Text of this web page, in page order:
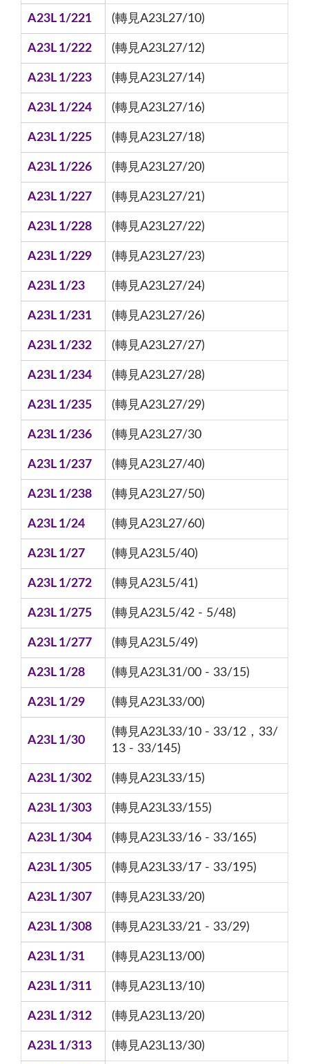
A23L 1/221 (轉見A23L27/10)
A23L 1/222 (轉見A23L27/12)
A23L 1/223 (轉見A23L27/14)
A23L 1/224 (轉見A23L27/16)
A23L 1/225 (轉見A23L27/18)
A23L 1/226 (轉見A23L27/20)
A23L 1/227 (轉見A23L27/21)
A23L 1/228 (轉見A23L27/22)
A23L 1/229 (轉見A23L27/23)
A23L 1/23 (轉見A23L27/24)
A23L 1/231 (轉見A23L27/26)
A23L 1/232 (轉見A23L27/27)
A23L 1/234 (轉見A23L27/28)
A23L 1/235 (轉見A23L27/29)
A23L 1/236 (轉見A23L27/30
A23L 1/237 (轉見A23L27/40)
A23L 1/238 (轉見A23L27/50)
A23L 1/24 (轉見A23L27/60)
A23L 1/27 (轉見A23L5/40)
A23L 1/272 (轉見A23L5/41)
A23L 1/275 (轉見A23L5/42 - 5/48)
A23L 1/277 (轉見A23L5/49)
A23L 1/28 (轉見A23L31/00 - 33/15)
A23L 1/29 (轉見A23L33/00)
A23L 1/30
(轉見A23L33/10 - 33/12，33/
13 - 33/145)
A23L 1/302 (轉見A23L33/15)
A23L 1/303 (轉見A23L33/155)
A23L 1/304 (轉見A23L33/16 - 33/165)
A23L 1/305 (轉見A23L33/17 - 33/195)
A23L 1/307 (轉見A23L33/20)
A23L 1/308 (轉見A23L33/21 - 33/29)
A23L 1/31 (轉見A23L13/00)
A23L 1/311 (轉見A23L13/10)
A23L 1/312 (轉見A23L13/20)
A23L 1/313 (轉見A23L13/30)